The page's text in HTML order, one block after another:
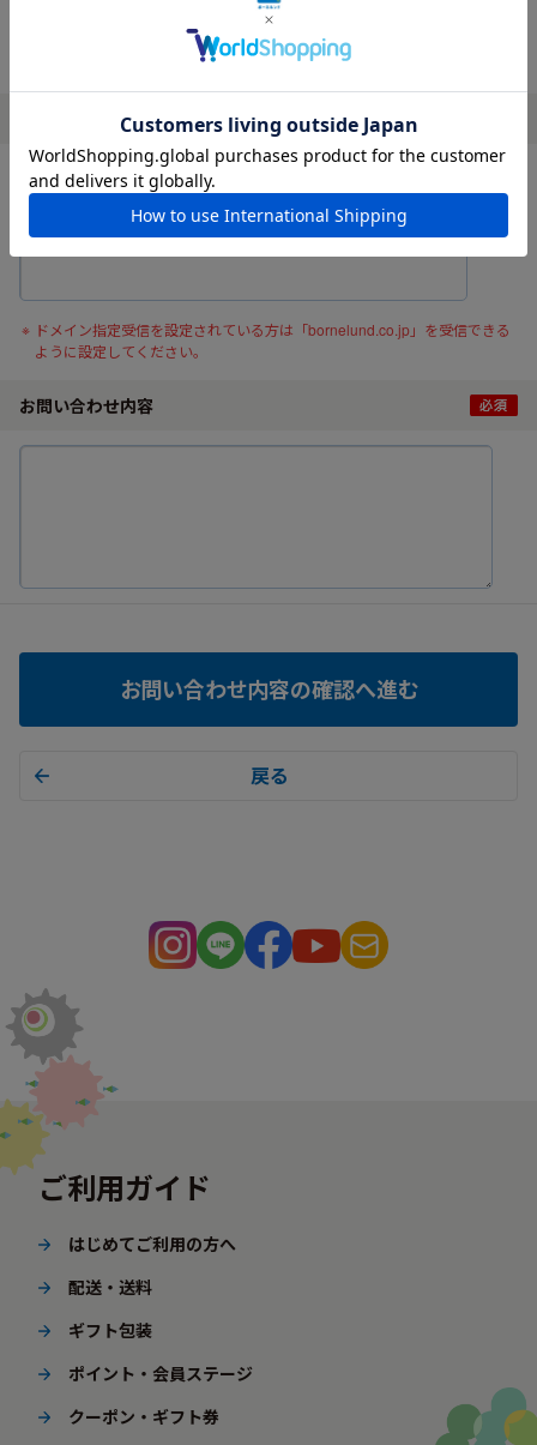
ハイフンなしでご入力ください。
メールアドレス
確認の為、メールアドレスを再度入力してください。
ドメイン指定受信を設定されている方は「bornelund.co.jp」を受信できる
ように設定してください。
お問い合わせ内容
お問い合わせ内容の確認へ進む
戻る
ご利用ガイド
はじめてご利用の方へ
配送・送料
ギフト包装
ポイント・会員ステージ
クーポン・ギフト券